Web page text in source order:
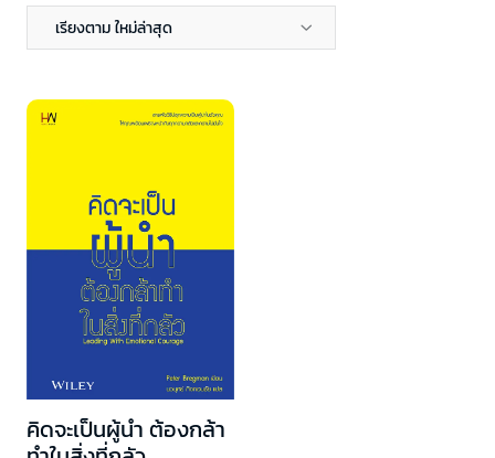
เรียงตาม ใหม่ล่าสุด
คิดจะเป็นผู้นำ ต้องกล้า